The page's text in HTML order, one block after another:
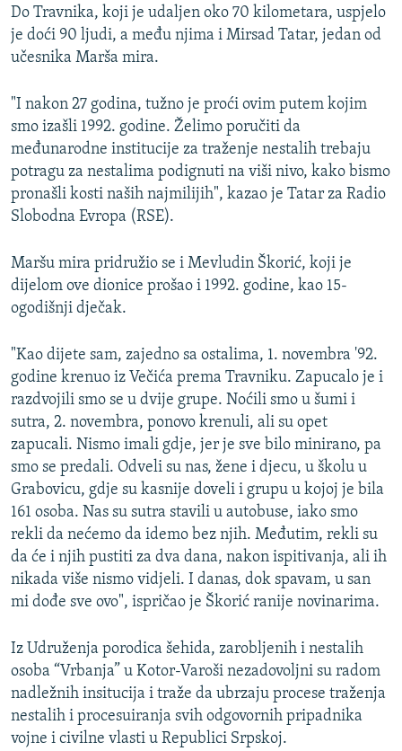
Do Travnika, koji je udaljen oko 70 kilometara, uspjelo
je doći 90 ljudi, a među njima i Mirsad Tatar, jedan od
učesnika Marša mira.
"I nakon 27 godina, tužno je proći ovim putem kojim
smo izašli 1992. godine. Želimo poručiti da
međunarodne institucije za traženje nestalih trebaju
potragu za nestalima podignuti na viši nivo, kako bismo
pronašli kosti naših najmilijih", kazao je Tatar za Radio
Slobodna Evropa (RSE).
Maršu mira pridružio se i Mevludin Škorić, koji je
dijelom ove dionice prošao i 1992. godine, kao 15-
ogodišnji dječak.
"Kao dijete sam, zajedno sa ostalima, 1. novembra '92.
godine krenuo iz Večića prema Travniku. Zapucalo je i
razdvojili smo se u dvije grupe. Noćili smo u šumi i
sutra, 2. novembra, ponovo krenuli, ali su opet
zapucali. Nismo imali gdje, jer je sve bilo minirano, pa
smo se predali. Odveli su nas, žene i djecu, u školu u
Grabovicu, gdje su kasnije doveli i grupu u kojoj je bila
161 osoba. Nas su sutra stavili u autobuse, iako smo
rekli da nećemo da idemo bez njih. Međutim, rekli su
da će i njih pustiti za dva dana, nakon ispitivanja, ali ih
nikada više nismo vidjeli. I danas, dok spavam, u san
mi dođe sve ovo", ispričao je Škorić ranije novinarima.
Iz Udruženja porodica šehida, zarobljenih i nestalih
osoba “Vrbanja” u Kotor-Varoši nezadovoljni su radom
nadležnih insitucija i traže da ubrzaju procese traženja
nestalih i procesuiranja svih odgovornih pripadnika
vojne i civilne vlasti u Republici Srpskoj.